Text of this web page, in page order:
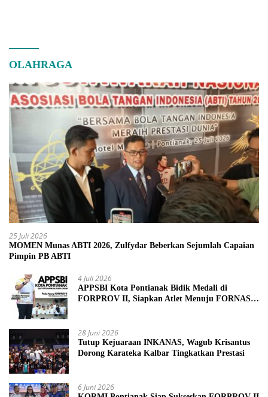
OLAHRAGA
25 Juli 2026
MOMEN Munas ABTI 2026, Zulfydar Beberkan Sejumlah Capaian
Pimpin PB ABTI
4 Juli 2026
APPSBI Kota Pontianak Bidik Medali di
FORPROV II, Siapkan Atlet Menuju FORNAS
28 Juni 2026
Tutup Kejuaraan INKANAS, Wagub Krisantus
Dorong Karateka Kalbar Tingkatkan Prestasi
6 Juni 2026